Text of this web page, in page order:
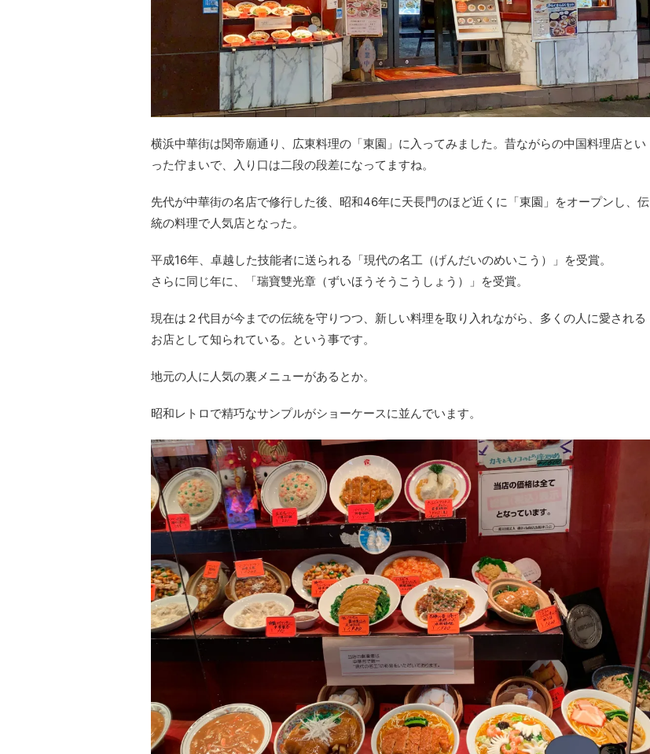
横浜中華街は関帝廟通り、広東料理の「東園」に入ってみました。昔ながらの中国料理店とい
った佇まいで、入り口は二段の段差になってますね。
先代が中華街の名店で修行した後、昭和46年に天長門のほど近くに「東園」をオープンし、伝
統の料理で人気店となった。
平成16年、卓越した技能者に送られる「現代の名工（げんだいのめいこう）」を受賞。
さらに同じ年に、「瑞寶雙光章（ずいほうそうこうしょう）」を受賞。
現在は２代目が今までの伝統を守りつつ、新しい料理を取り入れながら、多くの人に愛される
お店として知られている。という事です。
地元の人に人気の裏メニューがあるとか。
昭和レトロで精巧なサンプルがショーケースに並んでいます。